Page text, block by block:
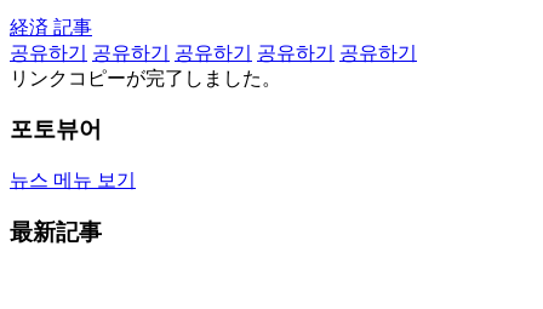
経済 記事
공유하기
공유하기 공유하기 공유하기
공유하기
リンクコピーが完了しました。
포토뷰어
뉴스 메뉴 보기
最新記事